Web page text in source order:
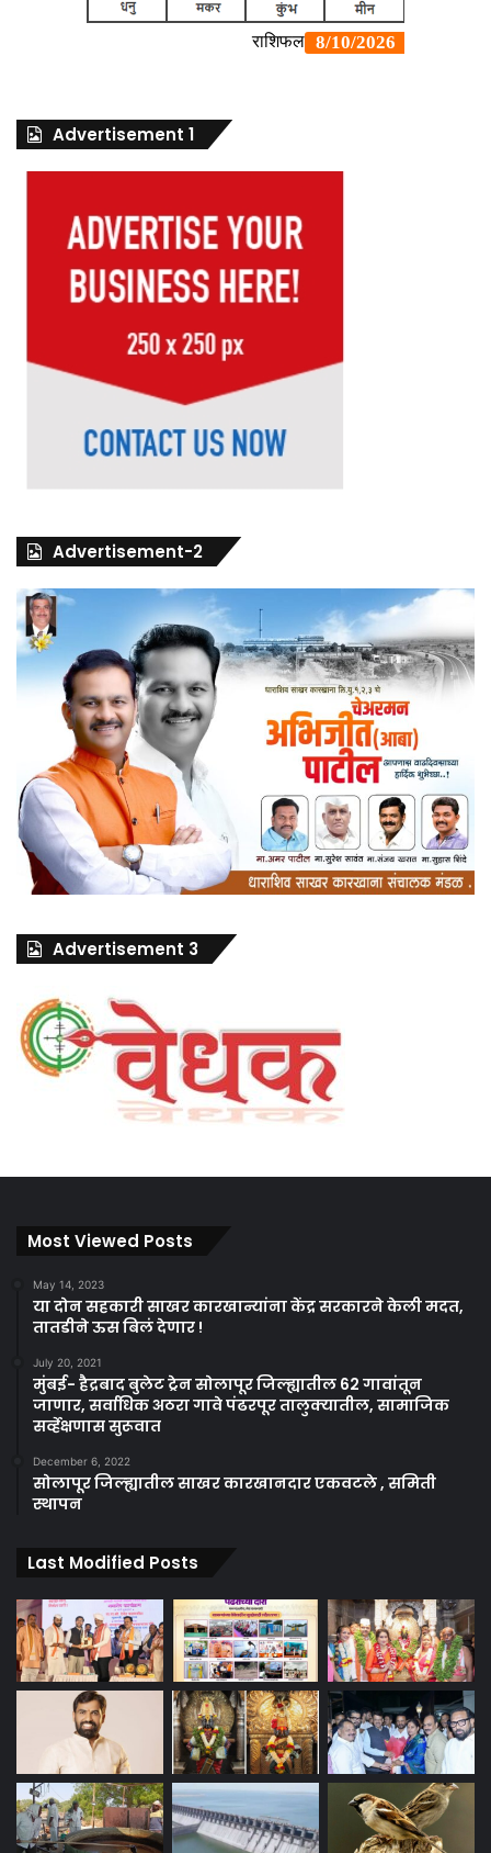
Advertisement 1
Advertisement-2
Advertisement 3
Most Viewed Posts
May 14, 2023
या दोन सहकारी साखर कारखान्यांना केंद्र सरकारने केली मदत,
तातडीने ऊस बिलं देणार !
July 20, 2021
मुंबई- हैद्रबाद बुलेट ट्रेन सोलापूर जिल्ह्यातील 62 गावांतून
जाणार, सर्वाधिक अठरा गावे पंढरपूर तालुक्यातील, सामाजिक
सर्व्हेक्षणास सुरूवात
December 6, 2022
सोलापूर जिल्ह्यातील साखर कारखानदार एकवटले , समिती
स्थापन
Last Modified Posts